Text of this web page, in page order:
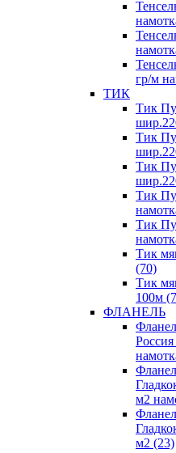
гр/м
ТИК
Тик
Тик
Тик
Тик
Тик
Тик
(70)
Тик
100м
ФЛАНЕЛЬ
м2
м2 (23)